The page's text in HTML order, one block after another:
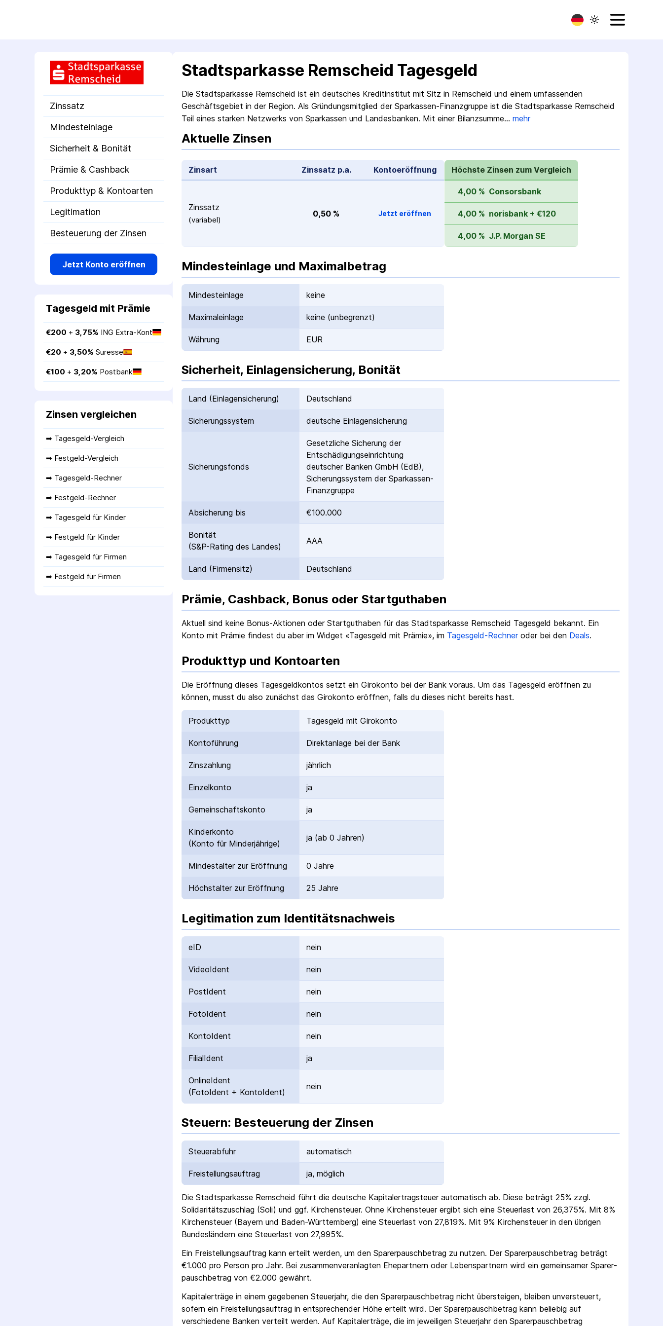
Zinssatz
Mindesteinlage
Sicherheit & Bonität
Prämie & Cashback
Produkttyp & Kontoarten
Legitimation
Besteuerung der Zinsen
Jetzt Konto eröffnen
Tagesgeld mit Prämie
€200 + 3,75% ING Extra-Kont
€20 + 3,50% Suresse
€100 + 3,20% Postbank
Zinsen vergleichen
➡ Tagesgeld-Vergleich
➡ Festgeld-Vergleich
➡ Tagesgeld-Rechner
➡ Festgeld-Rechner
➡ Tagesgeld für Kinder
➡ Festgeld für Kinder
➡ Tagesgeld für Firmen
➡ Festgeld für Firmen
Stadtsparkasse Remscheid Tagesgeld
Die Stadtsparkasse Remscheid ist ein deutsches Kredit­institut mit Sitz in Remscheid und einem umfassenden
Geschäfts­gebiet in der Region. Als Gründungsmitglied der Sparkassen-Finanzgruppe ist die Stadtsparkasse Remscheid
Teil eines starken Netzwerks von Sparkassen und Landesbanken. Mit einer Bilanzsumme… mehr
Aktuelle Zinsen
Zinsart Zinssatz p.a. Konto­eröffnung
Zinssatz
(variabel)
0,50 % Jetzt eröffnen
Höchste Zinsen zum Vergleich
4,00 % Consorsbank
4,00 % norisbank + €120
4,00 % J.P. Morgan SE
Mindesteinlage und Maximalbetrag
Mindesteinlage keine
Maximaleinlage keine (unbegrenzt)
Währung EUR
Sicherheit, Einlagensicherung, Bonität
Land (Einlagen­sicherung) Deutschland
Sicherungs­system deutsche Einlagen­sicherung
Sicherungs­fonds
Gesetzliche Sicherung der
Entschädigungs­einrichtung
deutscher Banken GmbH (EdB),
Sicherungssystem der Sparkassen-
Finanzgruppe
Absicherung bis €100.000
Bonität
(S&P-Rating des Landes)
AAA
Land (Firmensitz) Deutschland
Prämie, Cashback, Bonus oder Startguthaben
Aktuell sind keine Bonus-Aktionen oder Startguthaben für das Stadtsparkasse Remscheid Tagesgeld bekannt. Ein
Konto mit Prämie findest du aber im Widget «Tagesgeld mit Prämie», im Tagesgeld-Rechneroder bei den Deals.
Produkttyp und Kontoarten
Die Eröffnung dieses Tagesgeldkontos setzt ein Girokonto bei der Bank voraus. Um das Tagesgeld eröffnen zu
können, musst du also zunächst das Girokonto eröffnen, falls du dieses nicht bereits hast.
Produkttyp Tagesgeld mit Girokonto
Kontoführung Direktanlage bei der Bank
Zinszahlung jährlich
Einzelkonto ja
Gemeinschafts­konto ja
Kinderkonto
(Konto für Minderjährige)
ja (ab 0 Jahren)
Mindestalter zur Eröffnung 0 Jahre
Höchstalter zur Eröffnung 25 Jahre
Legitimation zum Identitätsnachweis
eID nein
VideoIdent nein
PostIdent nein
FotoIdent nein
KontoIdent nein
FilialIdent ja
OnlineIdent
(FotoIdent + KontoIdent)
nein
Steuern: Besteuerung der Zinsen
Steuerabfuhr automatisch
Freistellungs­auftrag ja, möglich
Die Stadtsparkasse Remscheid führt die deutsche Kapital­ertrag­steuer automatisch ab. Diese beträgt 25% zzgl.
Solidaritäts­zuschlag (Soli) und ggf. Kirchensteuer. Ohne Kirchensteuer ergibt sich eine Steuerlast von 26,375%. Mit 8%
Kirchensteuer (Bayern und Baden-Württemberg) eine Steuerlast von 27,819%. Mit 9% Kirchensteuer in den übrigen
Bundesländern eine Steuerlast von 27,995%.
Ein Freistellungs­auftrag kann erteilt werden, um den Sparer­pausch­betrag zu nutzen. Der Sparer­pausch­betrag beträgt
€1.000 pro Person pro Jahr. Bei zusammenveranlagten Ehepartnern oder Lebenspartnern wird ein gemeinsamer Sparer­
pausch­betrag von €2.000 gewährt.
Kapitalerträge in einem gegebenen Steuerjahr, die den Sparer­pausch­betrag nicht übersteigen, bleiben unversteuert,
sofern ein Freistellungs­auftrag in entsprechender Höhe erteilt wird. Der Sparer­pausch­betrag kann beliebig auf
verschiedene Banken verteilt werden. Auf Kapitalerträge, die im jeweiligen Steuerjahr den Sparer­pausch­betrag